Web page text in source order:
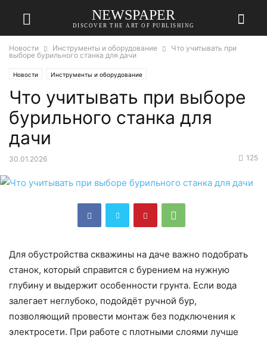
NEWSPAPER
DISCOVER THE ART OF PUBLISHING
Новости Инструменты и оборудование
Что учитывать при
выборе бурильного станка для дачи
Новости Инструменты и оборудование
Что учитывать при выборе
бурильного станка для
дачи
30.01.2026 125
Для обустройства скважины на даче важно подобрать
станок, который справится с бурением на нужную
глубину и выдержит особенности грунта. Если вода
залегает неглубоко, подойдёт ручной бур,
позволяющий провести монтаж без подключения к
электросети. При работе с плотными слоями лучше